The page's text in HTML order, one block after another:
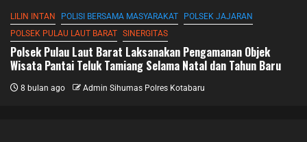
LILIN INTAN POLISI BERSAMA MASYARAKAT
POLSEK JAJARAN
POLSEK PULAU LAUT BARAT SINERGITAS
Polsek Pulau Laut Barat Laksanakan Pengamanan Objek
Wisata Pantai Teluk Tamiang Selama Natal dan Tahun Baru
8 bulan ago Admin Sihumas Polres Kotabaru